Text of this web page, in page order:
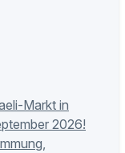
Markt in
2026!